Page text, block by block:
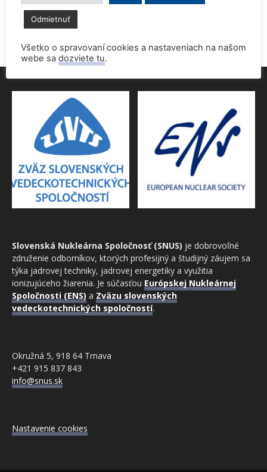
Povolenie jadrového dozoru pre 4.blok EMO
9. júna 2026
Slovenská Nukleárna Spoločnosť (SNUS) je dobrovoľné
združenie odborníkov, ktorých profesijný a študijný záujem sa
týka jadrovej techniky, jadrovej energetiky a využitia
ionizujúceho žiarenia. Je súčasťou Európskej Nukleárnej
Spoločnosti (ENS) a Zväzu slovenských
vedeckotechnických spoločností.
Okružná 5, 918 64 Trnava
+421 915 837 843
info@snus.sk
Nastavenie cookies
Odmietnuť
Všetko o spravovaní cookies a nastaveniach na našom
webe sa dozviete tu.